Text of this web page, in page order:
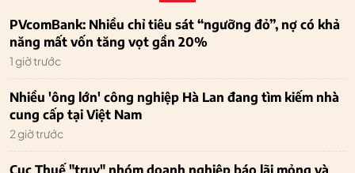
PVcomBank: Nhiều chỉ tiêu sát “ngưỡng đỏ”, nợ có khả
năng mất vốn tăng vọt gần 20%
1 giờ trước
Nhiều 'ông lớn' công nghiệp Hà Lan đang tìm kiếm nhà
cung cấp tại Việt Nam
2 giờ trước
Cục Thuế "truy" nhóm doanh nghiệp báo lãi mỏng và